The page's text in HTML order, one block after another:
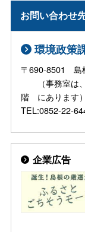
お問い合わせ
環境政策
〒690-8501 島
（事務室は
階 にあります）
TEL:0852-22-
企業広告